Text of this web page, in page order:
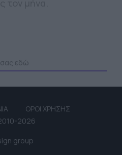
ΟΡΟΙ ΧΡΗΣΗΣ
2026
group